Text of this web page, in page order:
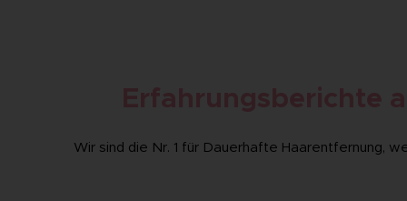
Wir sind die Nr. 1 für Dauerhafte Haarentfernung,